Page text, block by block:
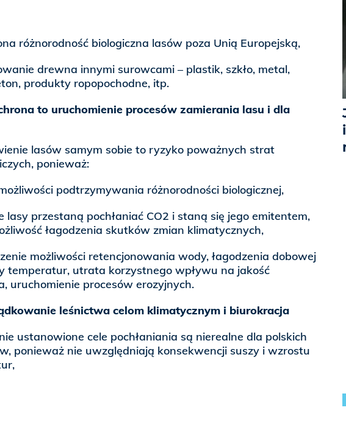
różnorodność biologiczna lasów poza Unią Europejską,
drewna innymi surowcami – plastik, szkło, metal,
produkty ropopochodne, itp.
to uruchomienie procesów zamierania lasu i dla
lasów samym sobie to ryzyko poważnych strat
ponieważ:
podtrzymywania różnorodności biologicznej,
lasy przestaną pochłaniać CO2 i staną się jego emitentem,
łagodzenia skutków zmian klimatycznych,
możliwości retencjonowania wody, łagodzenia dobowej
temperatur, utrata korzystnego wpływu na jakość
uruchomienie procesów erozyjnych.
leśnictwa celom klimatycznym i biurokracja
ustanowione cele pochłaniania są nierealne dla polskich
ponieważ nie uwzględniają konsekwencji suszy i wzrostu